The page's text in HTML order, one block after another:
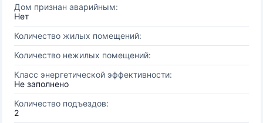
Дом признан аварийным:
Нет
Количество жилых помещений:
Количество нежилых помещений:
Класс энергетической эффективности:
Не заполнено
Количество подъездов:
2